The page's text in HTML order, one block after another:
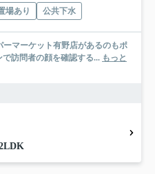
場あり 公共下水
マーケット有野店があるのもポ
訪問者の顔を確認する... もっと